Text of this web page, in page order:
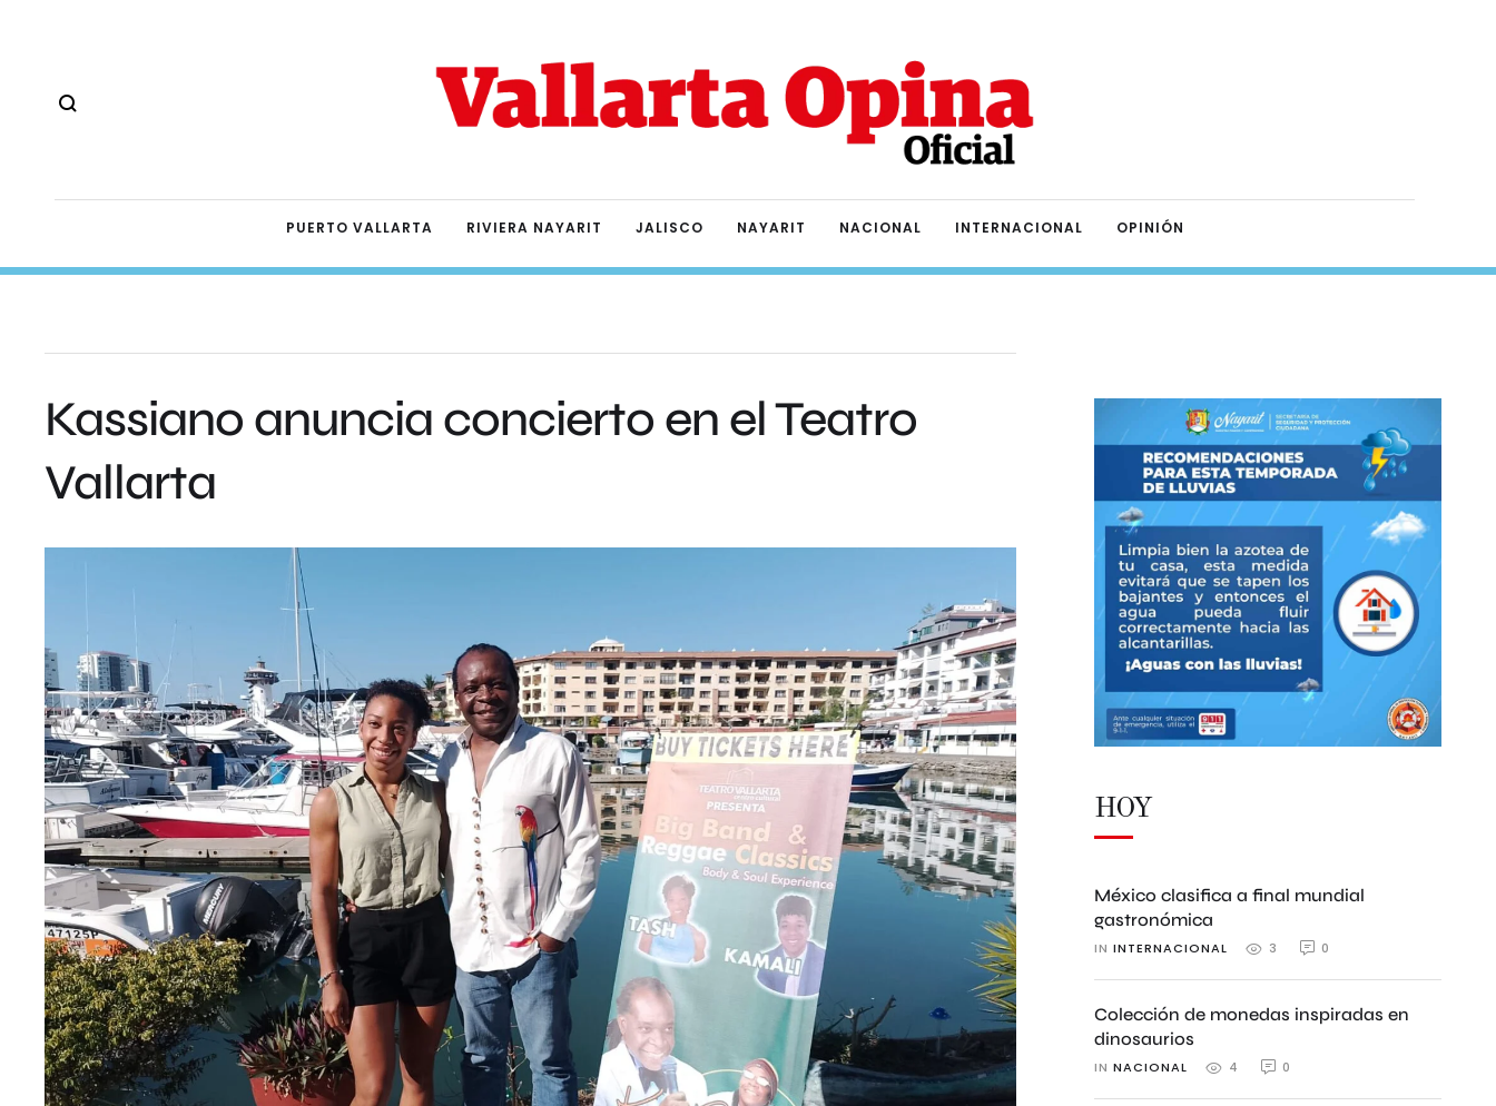
PUERTO VALLARTA RIVIERA NAYARIT JALISCO NAYARIT NACIONAL INTERNACIONAL OPINIÓN
Kassiano anuncia concierto en el Teatro
Vallarta
HOY
México clasifica a final mundial
gastronómica
IN INTERNACIONAL 3 0
Colección de monedas inspiradas en
dinosaurios
IN NACIONAL 4 0